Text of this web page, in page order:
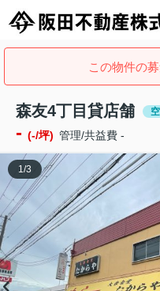
この物件の
森友4丁目貸店舗
- (-/坪) 管理/共益費 -
1/3